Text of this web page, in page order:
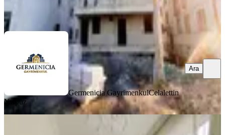
Ara
Germenicia GayrimenkulCelalettin
Yarpuz
Ara
Yeni Rota' Dan Yahya Kemalde